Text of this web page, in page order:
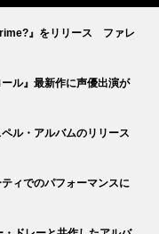
』をリリース ファレ
ル』最新作に声優出演が
ル・アルバムのリリース
ィでのパフォーマンスに